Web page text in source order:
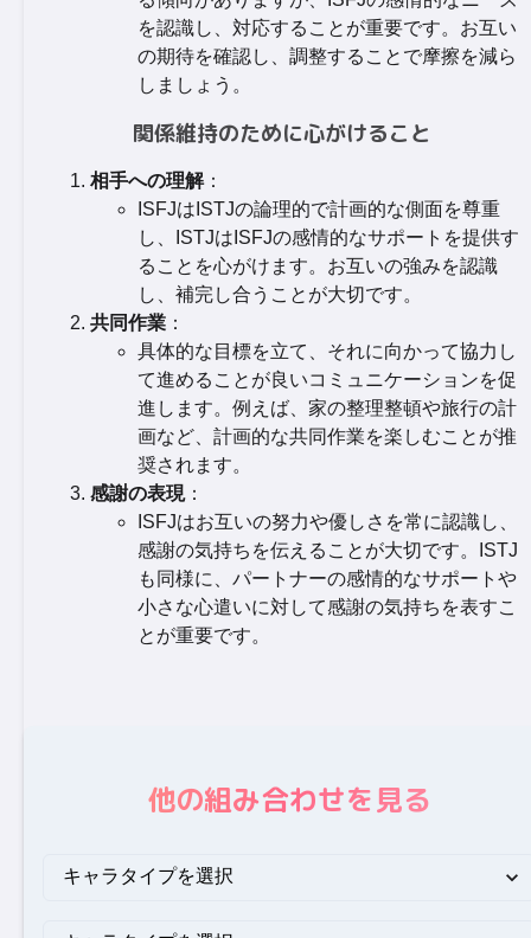
を認識し、対応することが重要です。お互い
の期待を確認し、調整することで摩擦を減ら
しましょう。
関係維持のために心がけること
相手への理解：
ISFJはISTJの論理的で計画的な側面を尊重
し、ISTJはISFJの感情的なサポートを提供す
ることを心がけます。お互いの強みを認識
し、補完し合うことが大切です。
共同作業 ：
具体的な目標を立て、それに向かって協力し
て進めることが良いコミュニケーションを促
進します。例えば、家の整理整頓や旅行の計
画など、計画的な共同作業を楽しむことが推
奨されます。
感謝の表現：
ISFJはお互いの努力や優しさを常に認識し、
感謝の気持ちを伝えることが大切です。ISTJ
も同様に、パートナーの感情的なサポートや
小さな心遣いに対して感謝の気持ちを表すこ
とが重要です。
他の組み合わせを見る